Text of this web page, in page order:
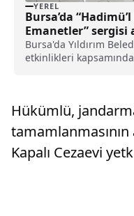
YEREL
Bursa’da
Emanetler” sergisi
Bursa'da Yıldırım
etkinlikleri
örtüleri, Saka...
Hükümlü,
Kapalı Cezaevi